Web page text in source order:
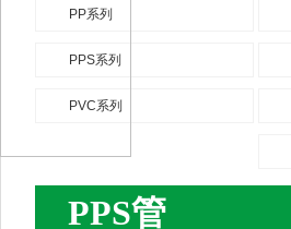
PP系列
PPS系列
PVC系列
PPS管